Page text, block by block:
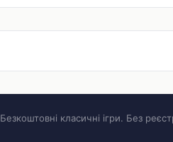
Безкоштовні класичні ігри. Без